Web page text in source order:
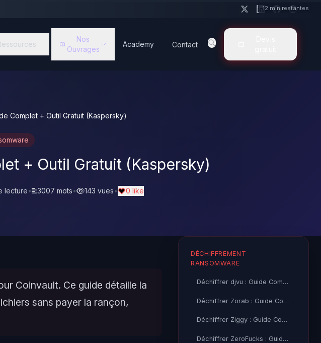
Nos
Ouvrages
Academy Contact
Complet + Outil Gratuit (Kaspersky)
+ Outil Gratuit (Kaspersky)
lecture• 3007 mots• 143 vues• 0 like
Coinvault. Ce guide détaille la
sans payer la rançon,
DÉCHIFFREMENT
RANSOMWARE
Déchiffrer djvu : Guide Complet + Outil Gratuit (Emsisoft)
Déchiffrer Zorab : Guide Complet + Outil Gratuit (Emsisoft)
Déchiffrer Ziggy : Guide Complet + Outil Gratuit (Emsisoft)
Déchiffrer ZeroFucks : Guide Complet + Outil Gratuit (Emsisoft)
12 min restantes